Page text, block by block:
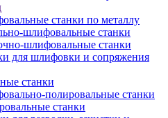
станки по металлу
шлифовальные станки
шлифовальные станки
для шлифовки и сопряжения
станки
полировальные станки
станки